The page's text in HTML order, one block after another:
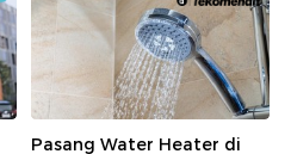
Pasang Water Heater di